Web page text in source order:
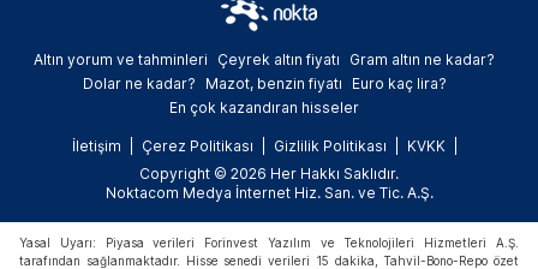
Altın yorum ve tahminleri Çeyrek altın fiyatı
Gram altın ne kadar?
Dolar ne kadar?
Mazot, benzin fiyatı
Euro kaç lira?
En çok kazandıran hisseler
İletişim Çerez Politikası Gizlilik Politikası
KVKK
Copyright © 2026 Her Hakkı Saklıdır.
Noktacom Medya İnternet Hiz. San. ve Tic. A.Ş.
Yasal Uyarı: Piyasa verileri Forinvest Yazılım ve Teknolojileri Hizmetleri A.Ş.
tarafından sağlanmaktadır. Hisse senedi verileri 15 dakika, Tahvil-Bono-Repo özet